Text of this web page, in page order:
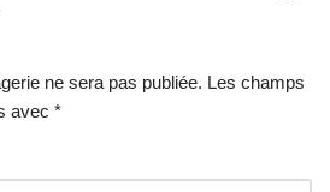
ne sera pas publiée. Les champs
avec *